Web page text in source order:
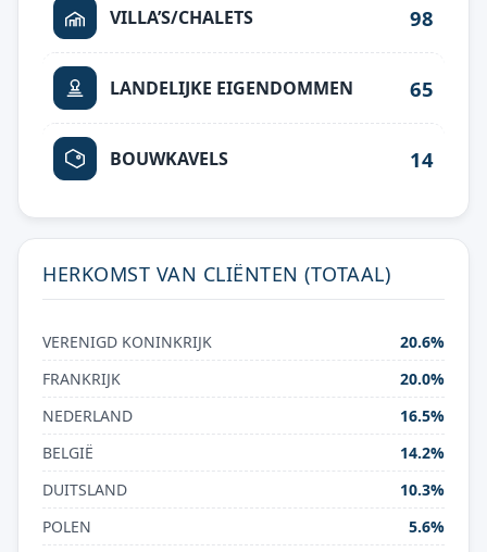
VILLA’S/CHALETS 98
LANDELIJKE EIGENDOMMEN 65
BOUWKAVELS 14
HERKOMST VAN CLIËNTEN (TOTAAL)
VERENIGD KONINKRIJK
20.6%
FRANKRIJK
20.0%
NEDERLAND
16.5%
BELGIË
14.2%
DUITSLAND
10.3%
POLEN
5.6%